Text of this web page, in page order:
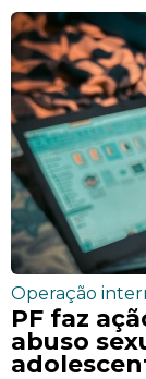
Operação
PF faz
abuso